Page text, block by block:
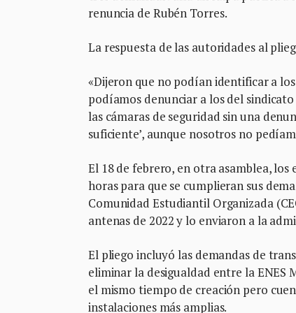
renuncia de Rubén Torres.
La respuesta de las autoridades al
«Dijeron que no podían identificar a
podíamos denunciar a los del
las cámaras de seguridad sin una
suficiente’, aunque nosotros no
El 18 de febrero, en otra asamblea,
horas para que se cumplieran sus
Comunidad Estudiantil Organizada
antenas de 2022 y lo enviaron a la
El pliego incluyó las demandas de
eliminar la desigualdad entre la ENES
el mismo tiempo de creación pero
instalaciones más amplias.